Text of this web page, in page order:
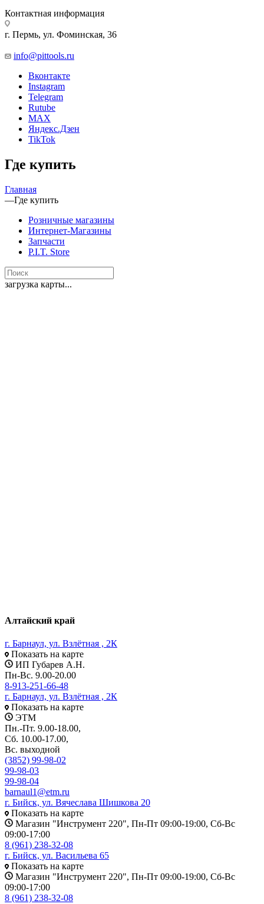
Контактная информация
г. Пермь, ул. Фоминская, 36
info@pittools.ru
Вконтакте
Instagram
Telegram
Rutube
MAX
Яндекс.Дзен
TikTok
Где купить
Главная
—Где купить
Розничные магазины
Интернет-Магазины
Запчасти
P.I.T. Store
загрузка карты...
Алтайский край
г. Барнаул, ул. Взлётная , 2К
Показать на карте
ИП Губарев А.Н.
Пн-Вс. 9.00-20.00
8-913-251-66-48
г. Барнаул, ул. Взлётная , 2К
Показать на карте
ЭТМ
Пн.-Пт. 9.00-18.00,
Сб. 10.00-17.00,
Вс. выходной
(3852) 99-98-02
99-98-03
99-98-04
barnaul1@etm.ru
г. Бийск, ул. Вячеслава Шишкова 20
Показать на карте
Магазин "Инструмент 220", Пн-Пт 09:00-19:00, Сб-Вс
09:00-17:00
8 (961) 238-32-08
г. Бийск, ул. Васильева 65
Показать на карте
Магазин "Инструмент 220", Пн-Пт 09:00-19:00, Сб-Вс
09:00-17:00
8 (961) 238-32-08